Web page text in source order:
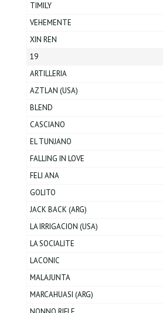
TIMILY
VEHEMENTE
XIN REN
19
ARTILLERIA
AZTLAN (USA)
BLEND
CASCIANO
EL TUNJANO
FALLING IN LOVE
FELI ANA
GOLITO
JACK BACK (ARG)
LA IRRIGACION (USA)
LA SOCIALITE
LACONIC
MALAJUNTA
MARCAHUASI (ARG)